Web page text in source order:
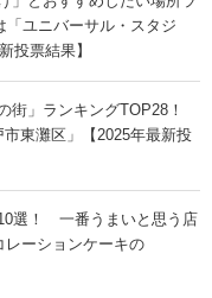
ユニバーサル・スタジ
投票結果】
街」ランキングTOP28！
東灘区」【2025年最新投
選！ 一番うまいと思う店
レーションケーキの